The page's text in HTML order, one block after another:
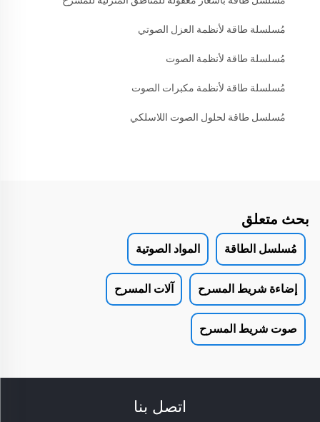
مُسلسلة طاقة لأنظمة العزل الصوتي
مُسلسلة طاقة لأنظمة الصوت
مُسلسلة طاقة لأنظمة مكبرات الصوت
مُسلسل طاقة لحلول الصوت اللاسلكي
بحث متعلق
مُسلسل الطاقة المواد الصوتية
إضاءة شريط المسرح آلات المسرح
صوت شريط المسرح
اتصل بنا